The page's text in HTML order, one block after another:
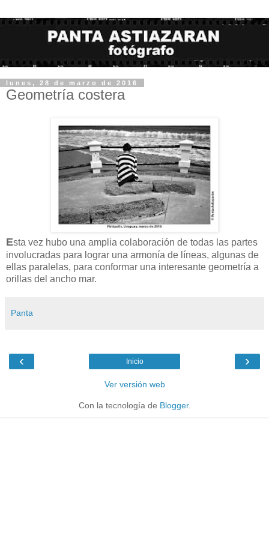
lunes, 28 de marzo de 2016
Geometría costera
Esta vez hubo una amplia colaboración de todas las partes
involucradas para lograr una armonía de líneas, algunas de
ellas paralelas, para conformar una interesante geometría a
orillas del ancho mar.
Panta
‹ ›
Inicio
Ver versión web
Con la tecnología de Blogger.